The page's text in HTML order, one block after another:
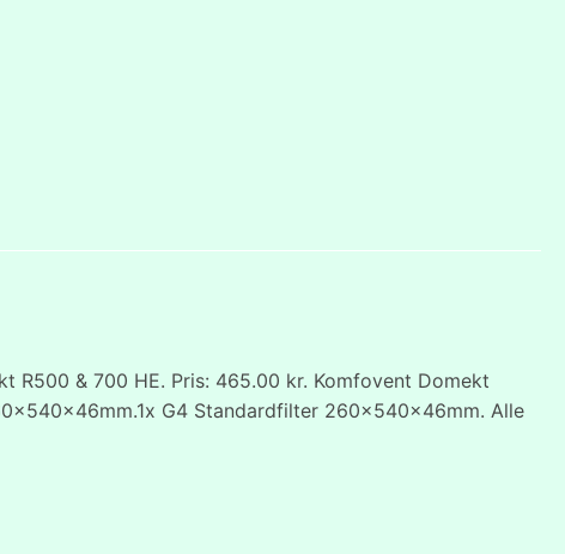
& 700 HE. Pris: 465.00 kr. Komfovent Domekt
G4 Standardfilter 260x540x46mm. Alle